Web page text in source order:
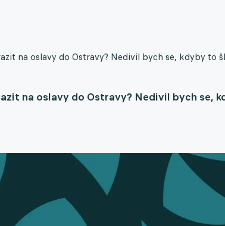
na oslavy do Ostravy? Nedivil bych se, kdyby to
na oslavy do Ostravy? Nedivil bych se,